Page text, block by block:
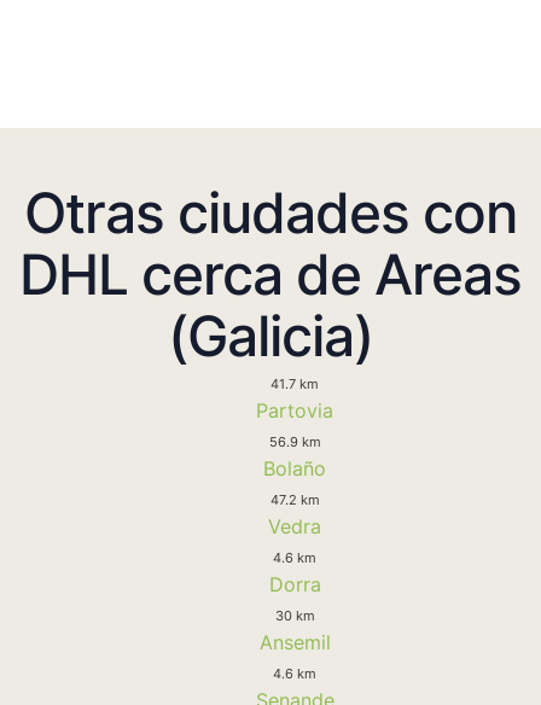
Otras ciudades con
DHL cerca de Areas
(Galicia)
41.7 km
Partovia
56.9 km
Bolaño
47.2 km
Vedra
4.6 km
Dorra
30 km
Ansemil
4.6 km
Senande